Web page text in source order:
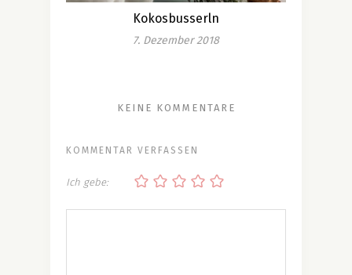
Kokosbusserln
7. Dezember 2018
KEINE KOMMENTARE
KOMMENTAR VERFASSEN
Ich gebe: